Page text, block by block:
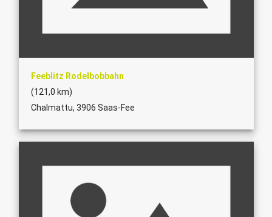
Feeblitz Rodelbobbahn
(121,0 km)
Chalmattu, 3906 Saas-Fee